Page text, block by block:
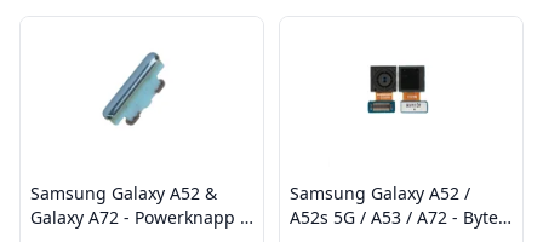
Samsung Galaxy A52 &
Galaxy A72 - Powerknapp -
Samsung Galaxy A52 /
A52s 5G / A53 / A72 - Byte